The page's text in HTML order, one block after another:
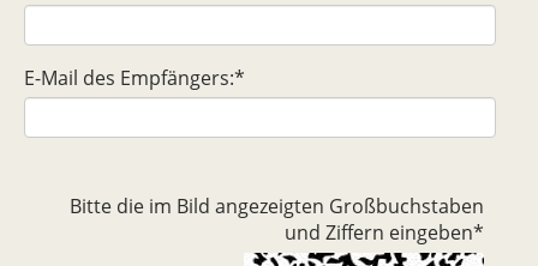
E-Mail des Empfängers:*
Bitte die im Bild angezeigten Großbuchstaben
und Ziffern eingeben*